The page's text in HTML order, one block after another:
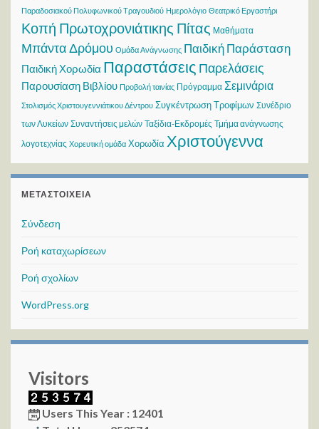
Παραδοσιακού Πολυφωνικού Τραγουδιού Ημερολόγιο Θεατρικό Εργαστήρι
Κοπή Πρωτοχρονιάτικης Πίτας Μαθήματα
Μπάντα Δρόμου Ομάδα Ανάγνωσης Παιδική Παράσταση
Παιδική Χορωδία Παραστάσεις Παρελάσεις
Παρουσίαση Βιβλίου Προβολή ταινίας Πρόγραμμα Σεμινάρια
Στολισμός Χριστουγεννιάτικου Δέντρου Συγκέντρωση Τροφίμων Συνέδριο
των Λυκείων Συναντήσεις μελών Ταξίδια-Εκδρομές Τμήμα ανάγνωσης
λογοτεχνίας Χορευτική ομάδα Χορωδία Χριστούγεννα
ΜΕΤΑΣΤΟΙΧΕΊΑ
Σύνδεση
Ροή καταχωρίσεων
Ροή σχολίων
WordPress.org
Visitors
Users This Year : 12401